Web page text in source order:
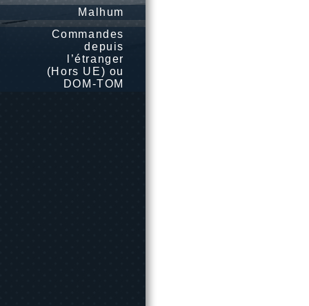
Malhum
Commandes
depuis
l’étranger
(Hors UE) ou
DOM-TOM